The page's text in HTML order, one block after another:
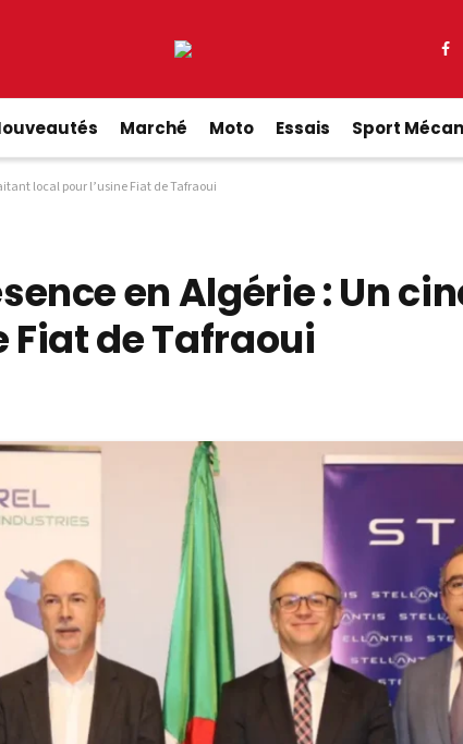
Marché Moto Essais Sport
local pour l’usine Fiat de Tafraoui
en Algérie : Un
de Tafraoui